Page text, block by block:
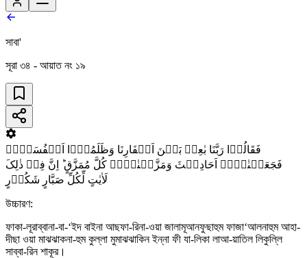
সাবা'
সূরা ৩৪ - আয়াত নং ১৯
فَقَالُوۡا رَبَّنَا بٰعِدۡ بَیۡنَ اَسۡفَارِنَا وَظَلَمُوۡۤا اَنۡفُسَہُمۡ
فَجَعَلۡنٰہُمۡ اَحَادِیۡثَ وَمَزَّقۡنٰہُمۡ کُلَّ مُمَزَّقٍ ؕ اِنَّ فِیۡ ذٰلِکَ
لَاٰیٰتٍ لِّکُلِّ صَبَّارٍ شَکُوۡرٍ
উচ্চারণ:
ফাকা-লূরাব্বানা-বা-‘ইদ বাইনা আছফা-রিনা-ওয়া জালামূআনফুছাহুম ফাজা‘আলনাহুম আহা-
দীছা ওয়া মাঝঝাকনা-হুম কুল্লা মুমাঝঝাকিন ইন্না ফী যা-লিকা লাআ-য়াতিল লিকুল্লি
সাব্বা-রিন শাকূর।